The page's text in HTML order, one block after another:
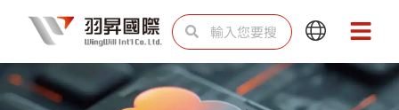
主
要
搜
尋 尋
Main
Menu
Main
Menu